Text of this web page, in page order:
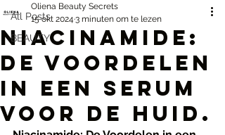
All Posts
BEAUTY
Niacinamide:
De Voordelen
in een Serum
voor de Huid.
Oliena Beauty Secrets
15 okt 2024 3 minuten om te lezen